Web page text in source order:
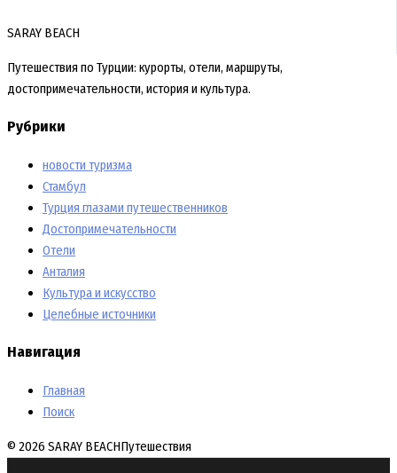
SARAY BEACH
Путешествия по Турции: курорты, отели, маршруты,
достопримечательности, история и культура.
Рубрики
новости туризма
Стамбул
Турция глазами путешественников
Достопримечательности
Отели
Анталия
Культура и искусство
Целебные источники
Навигация
Главная
Поиск
© 2026 SARAY BEACHПутешествия